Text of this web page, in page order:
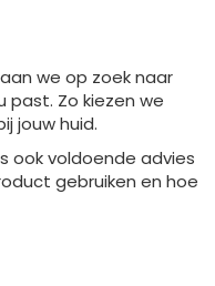
we op zoek naar
Zo kiezen we
jouw huid.
ook voldoende advies
gebruiken en hoe